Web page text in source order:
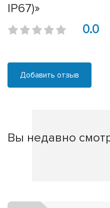
IP67)»
0.0
Добавить отзыв
Вы недавно